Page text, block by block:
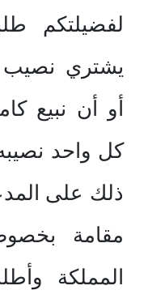
لفضيلتكم
يشتري
أو أن نبيع
كل واحد
ذلك على
مقامة
المملكة